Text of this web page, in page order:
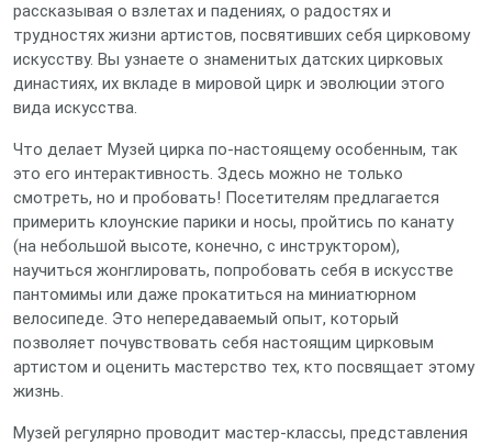
рассказывая о взлетах и падениях, о радостях и
трудностях жизни артистов, посвятивших себя цирковому
искусству. Вы узнаете о знаменитых датских цирковых
династиях, их вкладе в мировой цирк и эволюции этого
вида искусства.
Что делает Музей цирка по-настоящему особенным, так
это его интерактивность. Здесь можно не только
смотреть, но и пробовать! Посетителям предлагается
примерить клоунские парики и носы, пройтись по канату
(на небольшой высоте, конечно, с инструктором),
научиться жонглировать, попробовать себя в искусстве
пантомимы или даже прокатиться на миниатюрном
велосипеде. Это непередаваемый опыт, который
позволяет почувствовать себя настоящим цирковым
артистом и оценить мастерство тех, кто посвящает этому
жизнь.
Музей регулярно проводит мастер-классы, представления